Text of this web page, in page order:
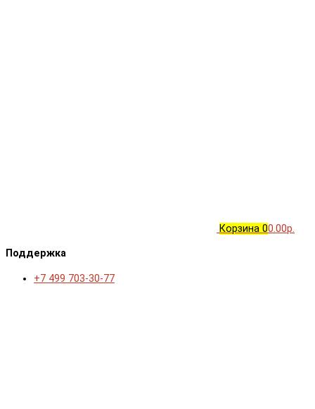
Корзина 00.00р.
Поддержка
+7 499 703-30-77